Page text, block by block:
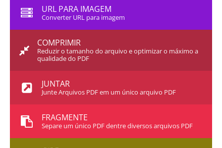
URL PARA IMAGEM
Converter URL para imagem
COMPRIMIR
Reduzir o tamanho do arquivo e optimizar o máximo a
qualidade do PDF
JUNTAR
Junte Arquivos PDF em um único arquivo PDF
FRAGMENTE
Separe um único PDF dentre diversos arquivos PDF